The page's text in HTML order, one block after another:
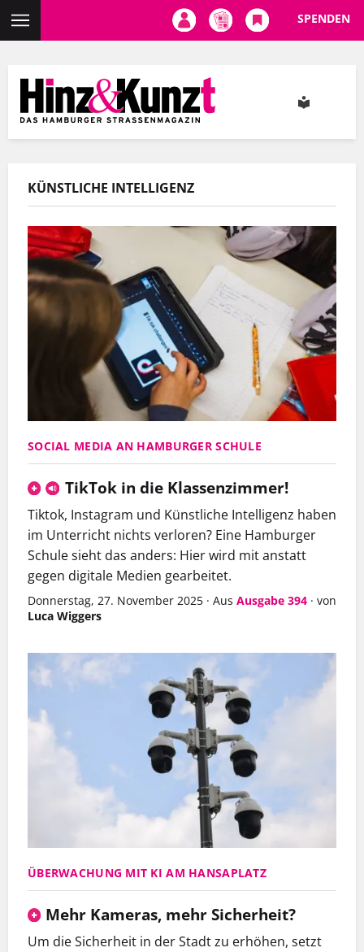
Inhalt
SPENDEN
KÜNSTLICHE INTELLIGENZ
SOCIAL MEDIA AN HAMBURGER SCHULE
TikTok in die Klassenzimmer!
Tiktok, Instagram und Künstliche Intelligenz haben
im Unterricht nichts verloren? Eine Hamburger
Schule sieht das anders: Hier wird mit anstatt
gegen digitale Medien gearbeitet.
Donnerstag, 27. November 2025 · Aus Ausgabe 394 · von
Luca Wiggers
ÜBERWACHUNG MIT KI AM HANSAPLATZ
Mehr Kameras, mehr Sicherheit?
Um die Sicherheit in der Stadt zu erhöhen, setzt